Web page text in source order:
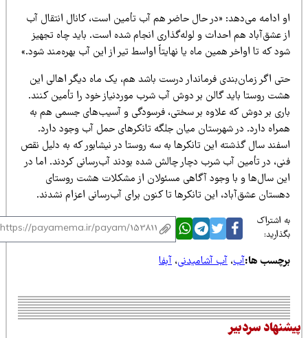
ادامه می‌دهد: «در حال حاضر هم آب تأمین است، کانال انتقال آب
عشق‌آباد هم احداث و لوله‌گذاری انجام شده است. باید چاه تجهیز
که تا اواخر همین ماه یا نهایتاً اواسط تیر از این آب بهره‌مند شود.»
اگر زمان‌بندی فرماندار درست باشد هم، یک ماه دیگر اهالی این
روستا باید گالن بر دوش آب شرب موردنیاز خود را تأمین کنند.
بر دوش که علاوه بر سختی، فرسودگی و آسیب‌های جسمی هم به
دارد. در شهرستان میان جلگه تانکرهای حمل آب وجود دارد.
سال گذشته این تانکرها به سه روستا در نیشابور که به دلیل نقص
در تأمین آب شرب دچار چالش شده بودند آب‌رسانی کردند. اما در
سال‌ها و با وجود آگاهی مسئولان از مشکلات هشت روستای
عشق‌آباد، این تانکرها تا کنون برای آب‌رسانی اعزام نشدند.
اشتراک
ها:آب،آب آشامیدنی،آبفا
سردبیر